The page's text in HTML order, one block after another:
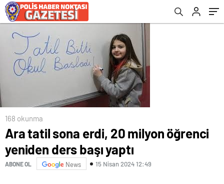
168 okunma
Ara tatil sona erdi, 20 milyon öğrenci
yeniden ders başı yaptı
ABONE OL News 15 Nisan 2024 12:49